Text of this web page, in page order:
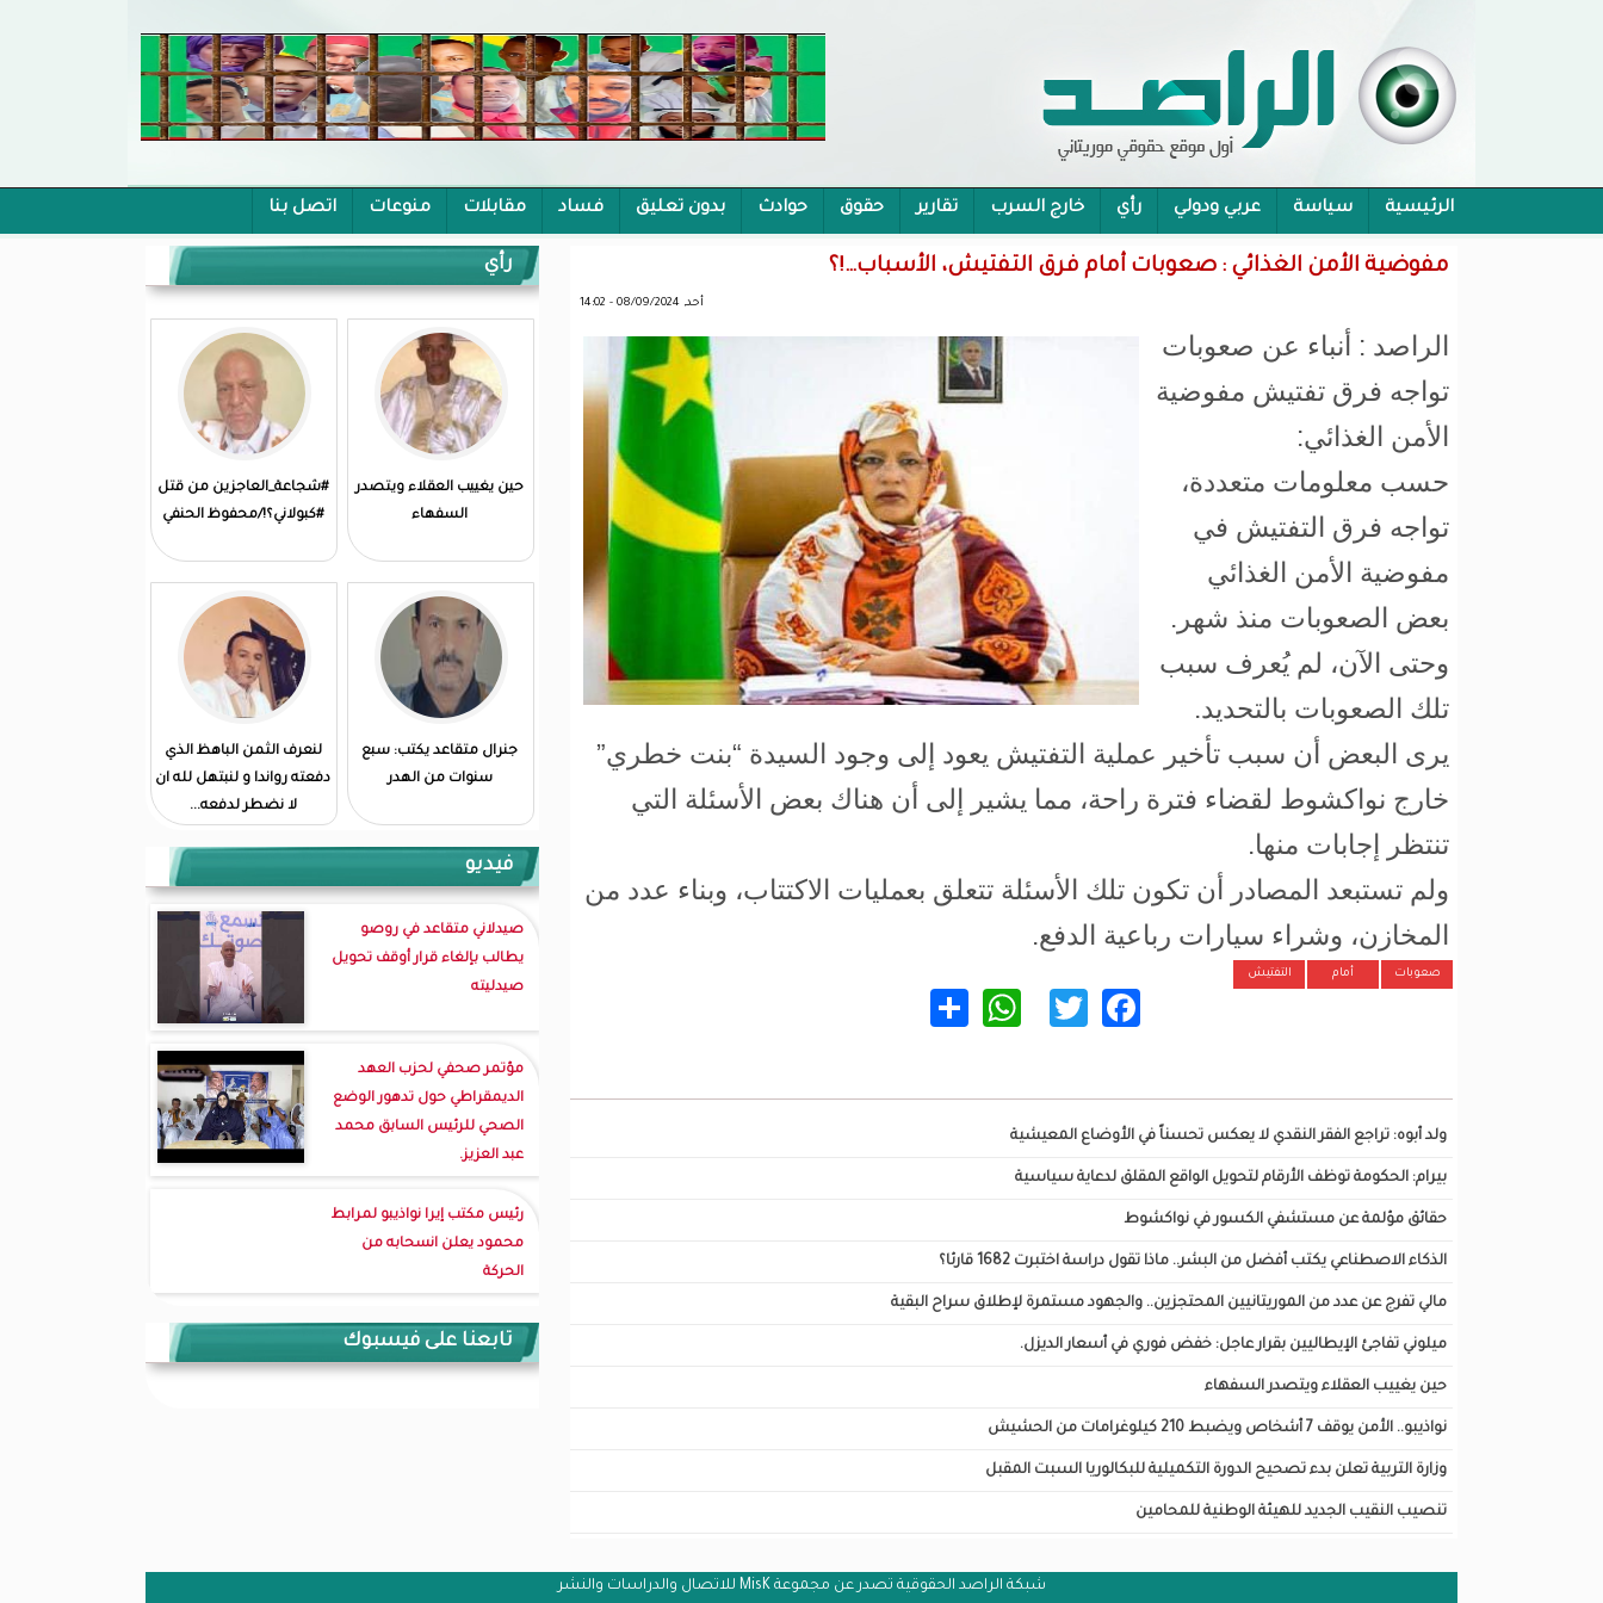
الرئيسية سياسة عربي ودولي رأي خارج السرب تقارير حقوق حوادث بدون تعليق فساد مقابلات منوعات اتصل بنا
محام:قانون حماية الرموز تفوح منه رائحة الاحكام الشمولية
مفوضية الأمن الغذائي : صعوبات أمام فرق التفتيش، الأسباب…!؟
أحد, 08/09/2024 - 14:02
الراصد : أنباء عن صعوبات
تواجه فرق تفتيش مفوضية
الأمن الغذائي:
حسب معلومات متعددة،
تواجه فرق التفتيش في
مفوضية الأمن الغذائي
بعض الصعوبات منذ شهر.
وحتى الآن، لم يُعرف سبب
تلك الصعوبات بالتحديد.
يرى البعض أن سبب تأخير عملية التفتيش يعود إلى وجود السيدة “بنت خطري”
خارج نواكشوط لقضاء فترة راحة، مما يشير إلى أن هناك بعض الأسئلة التي
تنتظر إجابات منها.
ولم تستبعد المصادر أن تكون تلك الأسئلة تتعلق بعمليات الاكتتاب، وبناء عدد من
المخازن، وشراء سيارات رباعية الدفع.
صعوبات أمام التفتيش
Facebook
Twitter
WhatsApp
ولد أبوه: تراجع الفقر النقدي لا يعكس تحسناً في الأوضاع المعيشية
بيرام: الحكومة توظف الأرقام لتحويل الواقع المقلق لدعاية سياسية
حقائق مؤلمة عن مستشفي الكسور في نواكشوط
الذكاء الاصطناعي يكتب أفضل من البشر.. ماذا تقول دراسة اختبرت 1682 قارئا؟
مالي تفرج عن عدد من الموريتانيين المحتجزين.. والجهود مستمرة لإطلاق سراح البقية
ميلوني تفاجئ الإيطاليين بقرار عاجل: خفض فوري في أسعار الديزل.
حين يغييب العقلاء ويتصدر السفهاء
نواذيبو.. الأمن يوقف 7 أشخاص ويضبط 210 كيلوغرامات من الحشيش
وزارة التربية تعلن بدء تصحيح الدورة التكميلية للبكالوريا السبت المقبل
تنصيب النقيب الجديد للهيئة الوطنية للمحامين
رأي
حين يغييب العقلاء ويتصدر
السفهاء
#شجاعة_العاجزين من قتل
#كبولاني؟!/محفوظ الحنفي
جنرال متقاعد يكتب: سبع
سنوات من الهدر
لنعرف الثمن الباهظ الذي
دفعته رواندا و لنبتهل لله ان
لا نضطر لدفعه...
فيديو
صيدلاني متقاعد في روصو
يطالب بإلغاء قرار أوقف تحويل
صيدليته
مؤتمر صحفي لحزب العهد
الديمقراطي حول تدهور الوضع
الصحي للرئيس السابق محمد
عبد العزيز.
رئيس مكتب إيرا نواذيبو لمرابط
محمود يعلن انسحابه من
الحركة
تابعنا على فيسبوك
شبكة الراصد الحقوقية تصدر عن مجموعة MisK للاتصال والدراسات والنشر